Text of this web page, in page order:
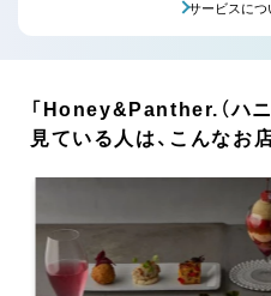
サービスにつ
「Honey&Panther.（ハ
見ている人は、こんなお